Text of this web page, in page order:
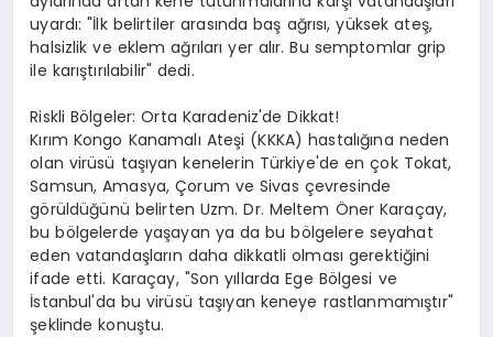
uyardı: "İlk belirtiler arasında baş ağrısı, yüksek ateş,
halsizlik ve eklem ağrıları yer alır. Bu semptomlar grip
ile karıştırılabilir" dedi.
Riskli Bölgeler: Orta Karadeniz'de Dikkat!
Kırım Kongo Kanamalı Ateşi (KKKA) hastalığına neden
olan virüsü taşıyan kenelerin Türkiye'de en çok Tokat,
Samsun, Amasya, Çorum ve Sivas çevresinde
görüldüğünü belirten Uzm. Dr. Meltem Öner Karaçay,
bu bölgelerde yaşayan ya da bu bölgelere seyahat
eden vatandaşların daha dikkatli olması gerektiğini
ifade etti. Karaçay, "Son yıllarda Ege Bölgesi ve
İstanbul'da bu virüsü taşıyan keneye rastlanmamıştır"
şeklinde konuştu.